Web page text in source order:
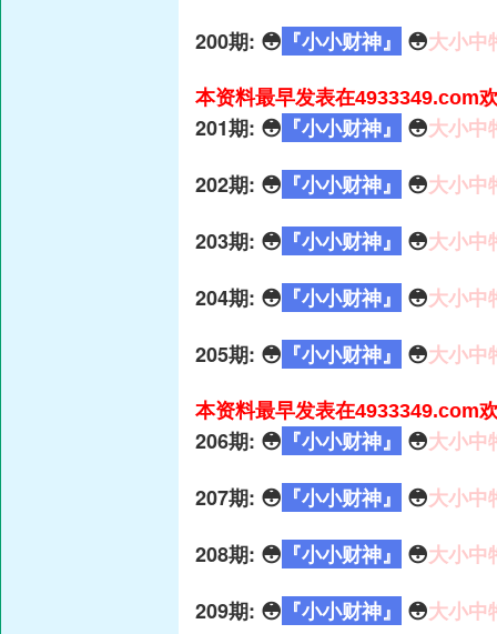
200期: 😳 『小小财神』 😳大小中
本资料最早发表在4933349.com
201期: 😳 『小小财神』 😳大小中
202期: 😳 『小小财神』 😳大小中
203期: 😳 『小小财神』 😳大小中
204期: 😳 『小小财神』 😳大小中
205期: 😳 『小小财神』 😳大小中
本资料最早发表在4933349.com
206期: 😳 『小小财神』 😳大小中
207期: 😳 『小小财神』 😳大小中
208期: 😳 『小小财神』 😳大小中
209期: 😳 『小小财神』 😳大小中